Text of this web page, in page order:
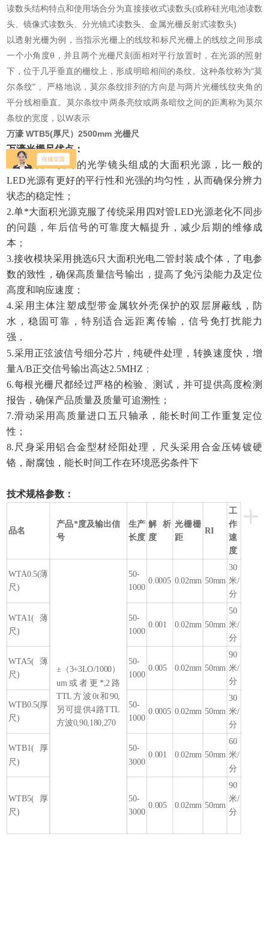
读数头结构特点和使用场合分为直接接收式读数头(或称硅光电池读数
头、镜像式读数头、分光镜式读数头、金属光栅反射式读数头)
以透射光栅为例，当指示光栅上的线纹和标尺光栅上的线纹之间形成
一个小角度θ，并且两个光栅尺刻面相对平行放置时，在光源的照射
下，位于几乎垂直的栅纹上，形成明暗相间的条纹。这种条纹称为“莫
尔条纹" 。严格地说，莫尔条纹排列的方向是与两片光栅线纹夹角的
平分线相垂直。莫尔条纹中两条亮纹或两条暗纹之间的距离称为莫尔
条纹的宽度，以W表示
万濠 WTB5(厚尺）2500mm 光栅尺
万濠光栅尺优点：
1.采用自主设计的光学镜头组成的大面积光源，比一般的
LED光源有更好的平行性和光强的均匀性，从而确保分辨力
状态的稳定性；
2.单*大面积光源克服了传统采用四对管LED光源老化不同步
的问题，年后信号的可靠度大幅提升，减少后期的维修成
本；
3.接收模块采用挑选6只大面积光电二管封装成个体，了电参
数的致性，确保高质量信号输出，提高了免污染能力及定位
高度和响应速度；
4.采用主体注塑成型带金属软外壳保护的双层屏蔽线，防
水，稳固可靠，特别适合远距离传输，信号免打扰能力
强，
5.采用正弦波信号细分芯片，纯硬件处理，转换速度快，增
量A/B正交信号输出高达2.5MHZ ；
6.每根光栅尺都经过严格的检验、测试，并可提供高度检测
报告，确保产品质量及质量可追溯性；
7.滑动采用高质量进口五只轴承，能长时间工作重复定位
性；
8.尺身采用铝合金型材经阳处理，尺头采用合金压铸镀硬
铬，耐腐蚀，能长时间工作在环境恶劣条件下
技术规格参数：
+
品名
产品*度及输出信
号
生产
长度
解析
度
光栅栅
距
RI
工
作
速
度
WTA0.5(薄
尺)
±（3+3LO/1000）
um或者更*,2路
TTL方波0t和90,
另可提供4路TTL
方波0,90,180,270
50-
1000
0.0005 0.02mm 50mm
30
米/
分
WTA1(薄
尺)
50-
1000
0.001 0.02mm 50mm
50
米/
分
WTA5(薄
尺)
50-
1000
0.005 0.02mm 50mm
90
米/
分
WTB0.5(厚
尺)
50-
1000
0.0005 0.02mm 50mm
30
米/
分
WTB1(厚
尺)
50-
3000
0.001 0.02mm 50mm
60
米/
分
WTB5(厚
尺)
50-
3000
0.005 0.02mm 50mm
90
米/
分